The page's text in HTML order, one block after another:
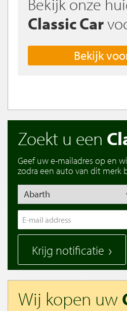
Classic Car
Bekijk
Zoekt u een
Geef uw e-mailadres op en
zodra een auto van dit merk
Krijg notificatie
Wij kopen uw